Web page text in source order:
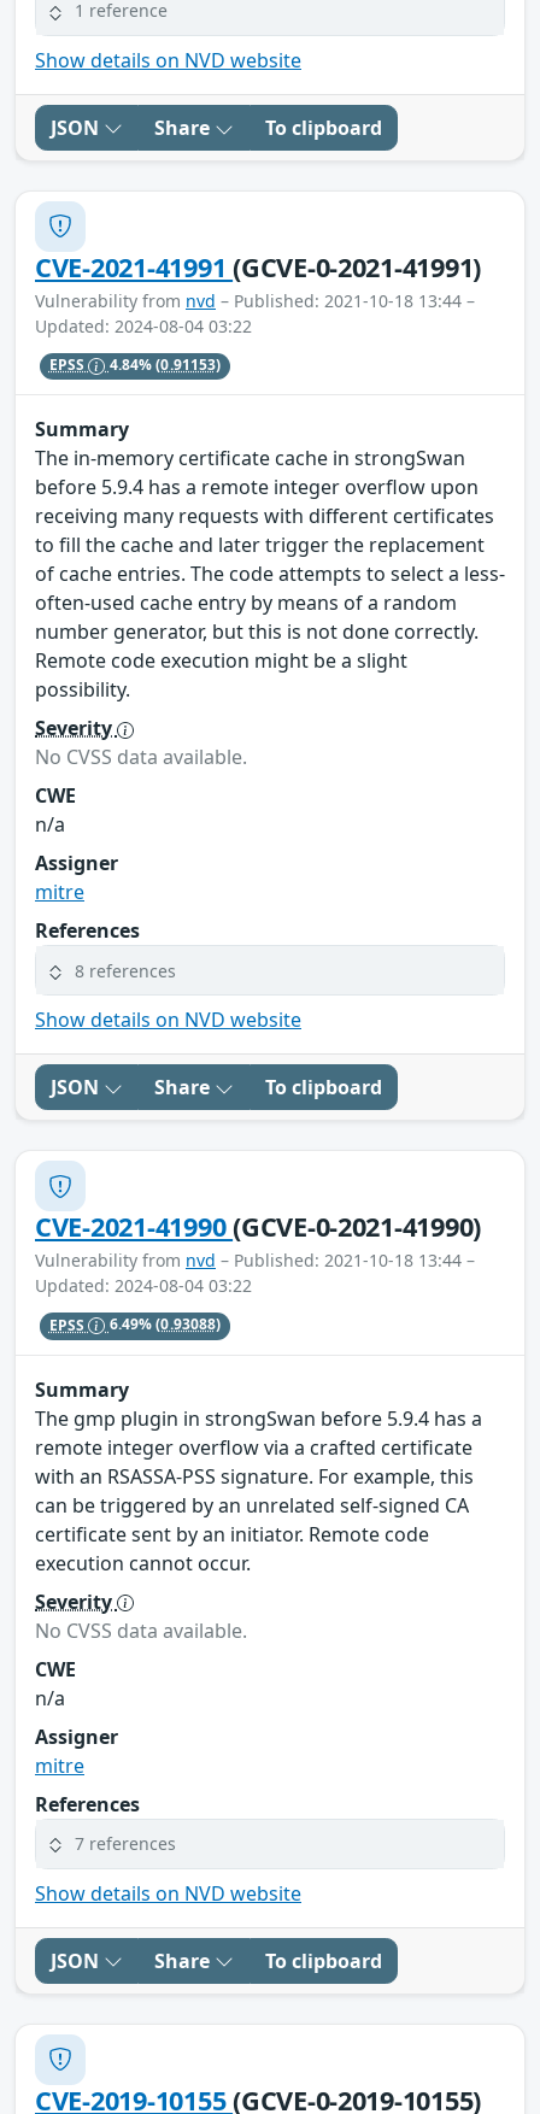
1 reference
Show details on NVD website
JSON Share To clipboard
CVE-2021-41991(GCVE-0-2021-41991)
Vulnerability from nvd – Published: 2021-10-18 13:44 –
Updated: 2024-08-04 03:22
EPSS 4.84%(0.91153)
Summary
The in-memory certificate cache in strongSwan
before 5.9.4 has a remote integer overflow upon
receiving many requests with different certificates
to fill the cache and later trigger the replacement
of cache entries. The code attempts to select a less-
often-used cache entry by means of a random
number generator, but this is not done correctly.
Remote code execution might be a slight
possibility.
Severity
No CVSS data available.
CWE
n/a
Assigner
mitre
References
8 references
Show details on NVD website
JSON Share To clipboard
CVE-2021-41990(GCVE-0-2021-41990)
Vulnerability from nvd – Published: 2021-10-18 13:44 –
Updated: 2024-08-04 03:22
EPSS 6.49%(0.93088)
Summary
The gmp plugin in strongSwan before 5.9.4 has a
remote integer overflow via a crafted certificate
with an RSASSA-PSS signature. For example, this
can be triggered by an unrelated self-signed CA
certificate sent by an initiator. Remote code
execution cannot occur.
Severity
No CVSS data available.
CWE
n/a
Assigner
mitre
References
7 references
Show details on NVD website
JSON Share To clipboard
CVE-2019-10155(GCVE-0-2019-10155)